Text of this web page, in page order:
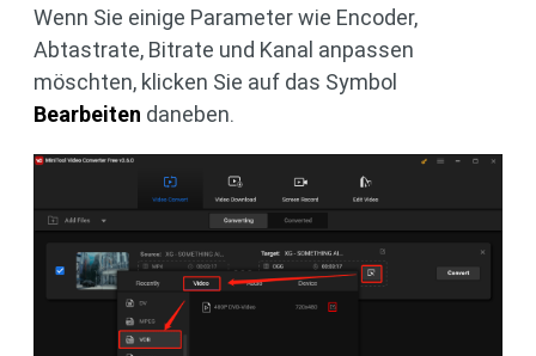
Wenn Sie einige Parameter wie Encoder,
Abtastrate, Bitrate und Kanal anpassen
möschten, klicken Sie auf das Symbol
Bearbeiten daneben.